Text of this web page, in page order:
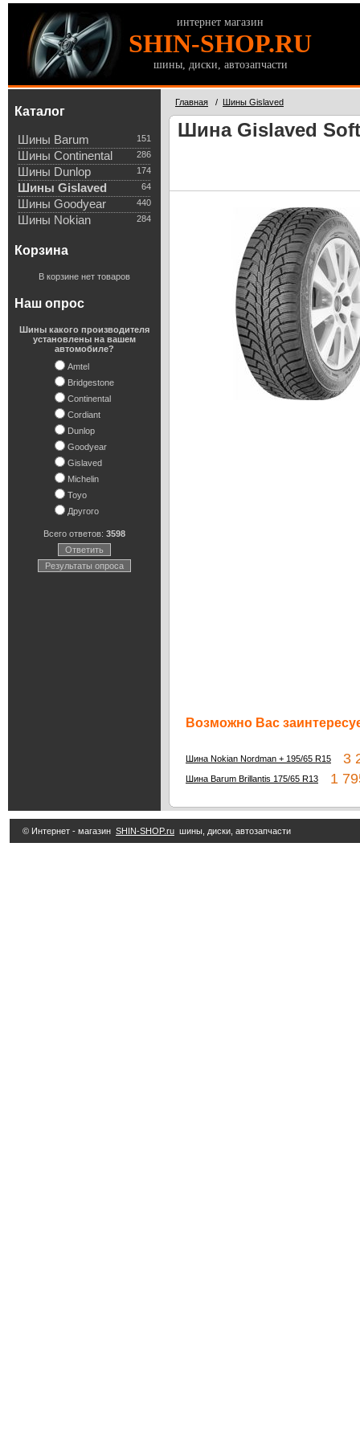
интернет магазин
SHIN-SHOP.RU
шины, диски, автозапчасти
Каталог
151
Шины Barum
286
Шины Continental
174
Шины Dunlop
64
Шины Gislaved
440
Шины Goodyear
284
Шины Nokian
Корзина
В корзине нет товаров
Наш опрос
Шины какого производителя
установлены на вашем
автомобиле?
Amtel
Bridgestone
Continental
Cordiant
Dunlop
Goodyear
Gislaved
Michelin
Toyo
Другого
Всего ответов: 3598
Ответить
Результаты опроса
Главная / Шины Gislaved
Шина Gislaved
Возможно Вас
Шина Nokian Nordman + 195/65 R15 3
Шина Barum Brillantis 175/65 R13 1
© Интернет - магазин SHIN-SHOP.ru шины, диски, автозапчасти